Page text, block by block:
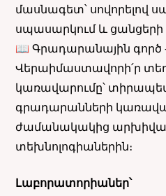
մասնագետ՝ սովորելով
սպասարկում և ցանցերի
📖 Գրադարանային գործ
Վերաիմաստավորի՛ր
կառավարումը՝
գրադարանների
ժամանակակից
տեխնոլոգիաներին։
Լաբորատորիաներ՝